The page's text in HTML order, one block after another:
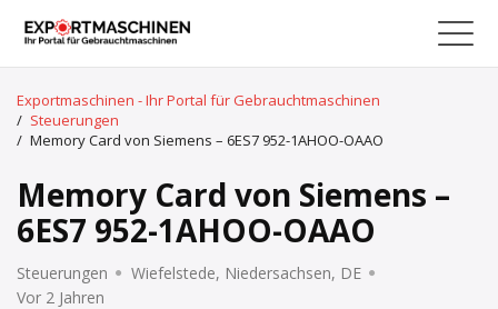
Exportmaschinen - Ihr Portal für Gebrauchtmaschinen
/ Steuerungen
/ Memory Card von Siemens – 6ES7 952-1AHOO-OAAO
Memory Card von Siemens –
6ES7 952-1AHOO-OAAO
Steuerungen
Wiefelstede, Niedersachsen, DE
Vor 2 Jahren